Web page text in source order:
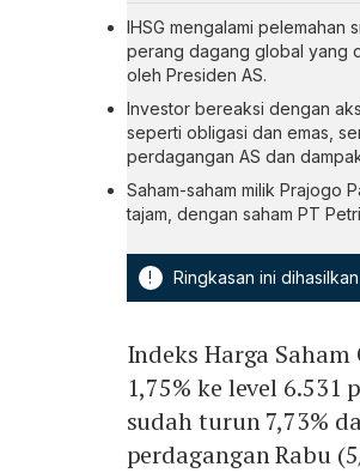
IHSG mengalami pelemahan
perang dagang global yang
oleh Presiden AS.
Investor bereaksi dengan
seperti obligasi dan emas,
perdagangan AS dan
Saham-saham milik Prajogo
tajam, dengan saham PT
! Ringkasan ini
Indeks Harga
1,75% ke level 6.531
sudah turun 7,73%
perdagangan Rabu